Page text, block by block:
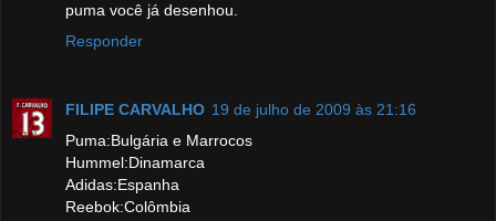
puma você já desenhou.
Responder
FILIPE CARVALHO 19 de julho de 2009 às 21:16
Puma:Bulgária e Marrocos
Hummel:Dinamarca
Adidas:Espanha
Reebok:Colômbia